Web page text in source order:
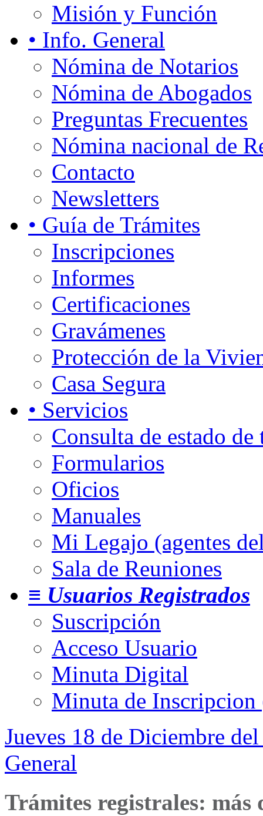
Misión y Función
• Info. General
Nómina de Notarios
Nómina de Abogados
Preguntas Frecuentes
Nómina nacional de
Contacto
Newsletters
• Guía de Trámites
Inscripciones
Informes
Certificaciones
Gravámenes
Protección de la
Casa Segura
• Servicios
Consulta de estado de
Formularios
Oficios
Manuales
Mi Legajo (agentes
Sala de Reuniones
≡ Usuarios Registrados
Suscripción
Acceso Usuario
Minuta Digital
Minuta de Inscripcion
Jueves 18 de Diciembre
General
Trámites registrales: más